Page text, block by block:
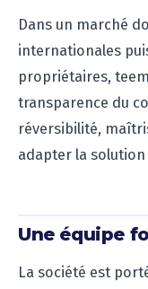
Dans un marché
internationales
propriétaires,
transparence du
réversibilité,
adapter la
Une équipe
La société est